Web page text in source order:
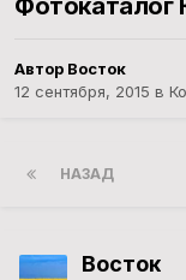
Автор Восток
12 сентября, 2015 в
НАЗАД
Восток